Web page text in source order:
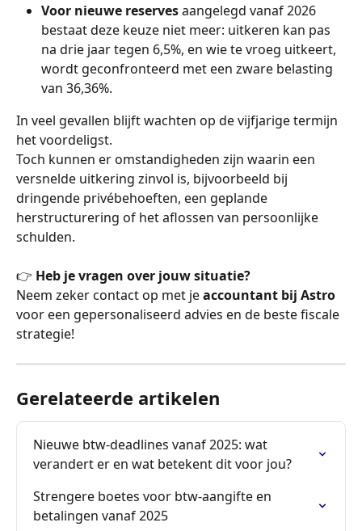
Voor nieuwe reserves aangelegd vanaf 2026
bestaat deze keuze niet meer: uitkeren kan pas
na drie jaar tegen 6,5%, en wie te vroeg uitkeert,
wordt geconfronteerd met een zware belasting
van 36,36%.
In veel gevallen blijft wachten op de vijfjarige termijn
het voordeligst.
Toch kunnen er omstandigheden zijn waarin een
versnelde uitkering zinvol is, bijvoorbeeld bij
dringende privébehoeften, een geplande
herstructurering of het aflossen van persoonlijke
schulden.
👉 Heb je vragen over jouw situatie?
Neem zeker contact op met je accountant bij Astro
voor een gepersonaliseerd advies en de beste fiscale
strategie!
Gerelateerde artikelen
Nieuwe btw-deadlines vanaf 2025: wat
verandert er en wat betekent dit voor jou?
Strengere boetes voor btw-aangifte en
betalingen vanaf 2025